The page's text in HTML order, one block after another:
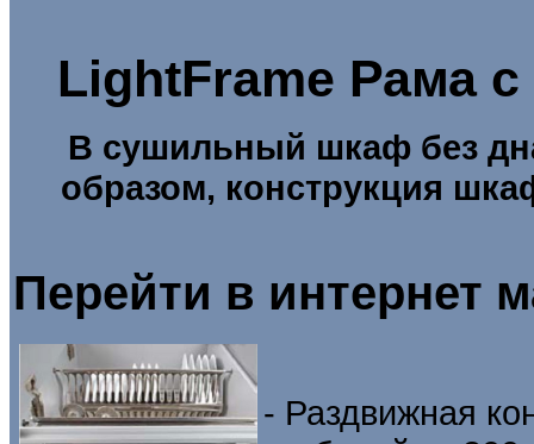
LightFrame Рама
В сушильный шкаф без
образом, конструкция
Перейти в интернет
- Раздвижная